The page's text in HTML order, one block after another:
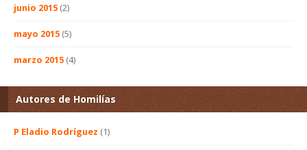
junio 2015 (2)
mayo 2015 (5)
marzo 2015 (4)
Autores de Homilías
P Eladio Rodríguez (1)